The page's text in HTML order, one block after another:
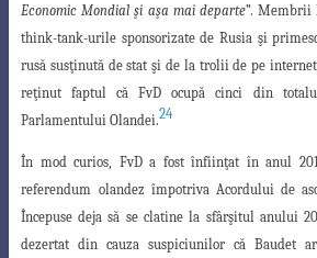
Economic Mondial şi aşa mai departe”. Membrii
think-tank-urile sponsorizate de Rusia şi
rusă susţinută de stat şi de la trolii de pe
reţinut faptul că FvD ocupă cinci din
Parlamentului Olandei.24
În mod curios, FvD a fost înfiinţat în anul
referendum olandez împotriva Acordului de
Începuse deja să se clatine la sfârşitul anului
dezertat din cauza suspiciunilor că Baudet